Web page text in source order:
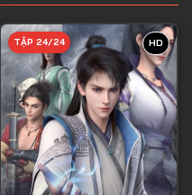
HD
TẬP 24/24